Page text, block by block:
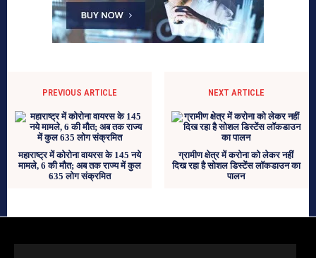
PREVIOUS ARTICLE
महाराष्ट्र में कोरोना वायरस के 145 नये
मामले, 6 की मौत; अब तक राज्य में कुल
635 लोग संक्रमित
NEXT ARTICLE
ग्रामीण क्षेत्र में करोना को लेकर नहीं
दिख रहा है सोशल डिस्टेंस लॉकडाउन का
पालन